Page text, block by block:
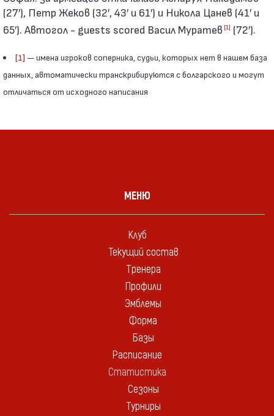
(27′), Петр Жеков (32′, 43′ и 61′) и Никола Цанев (41′ и
65′). Автогол - guests scored Васил Муратев [1] (72′).
[1] — имена игроков соперника, судьи, которых нет в нашем база
данных, автоматически транскрибируются с болгарского и могут
отличаться от исходного написания
МЕНЮ
Клуб
Текущий состав
Тренера
Профили
Эмблемы
Форма
Базы
Расписание
Статистика
Сезоны
Турниры